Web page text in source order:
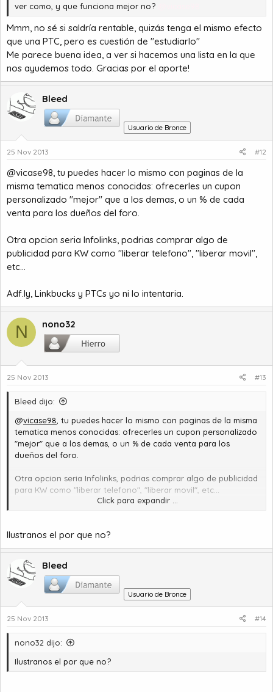
ver como, y que funciona mejor no?
Mmm, no sé si saldría rentable, quizás tenga el mismo efecto
que una PTC, pero es cuestión de "estudiarlo"
Me parece buena idea, a ver si hacemos una lista en la que
nos ayudemos todo. Gracias por el aporte!
Bleed
Usuario de Bronce
25 Nov 2013 #12
@vicase98, tu puedes hacer lo mismo con paginas de la
misma tematica menos conocidas: ofrecerles un cupon
personalizado "mejor" que a los demas, o un % de cada
venta para los dueños del foro.
Otra opcion seria Infolinks, podrias comprar algo de
publicidad para KW como "liberar telefono", "liberar movil",
etc...
Adf.ly, Linkbucks y PTCs yo ni lo intentaria.
N nono32
25 Nov 2013 #13
Bleed dijo:
@vicase98 , tu puedes hacer lo mismo con paginas de la misma
tematica menos conocidas: ofrecerles un cupon personalizado
"mejor" que a los demas, o un % de cada venta para los
dueños del foro.
Otra opcion seria Infolinks, podrias comprar algo de publicidad
para KW como "liberar telefono", "liberar movil", etc...
Click para expandir ...
Ilustranos el por que no?
Bleed
Usuario de Bronce
25 Nov 2013 #14
nono32 dijo:
Ilustranos el por que no?